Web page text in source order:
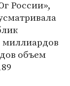
России»,
миллиардов
объем